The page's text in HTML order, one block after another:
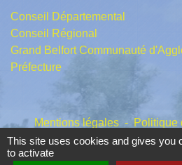
Conseil Départemental
Conseil Régional
Grand Belfort Communauté
Préfecture
Mentions légales - Politique
Accessibilité - Plan du site -
This site uses cookies and gives you
to activate